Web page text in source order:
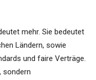
mehr. Sie bedeutet
Ländern, sowie
und faire Verträge.
sondern